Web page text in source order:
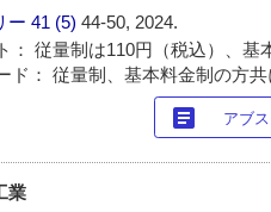
ー 41 (5)44-50, 2024.
： 従量制は110円（税込）、基
ド： 従量制、基本料金制の方共
article アブ
業